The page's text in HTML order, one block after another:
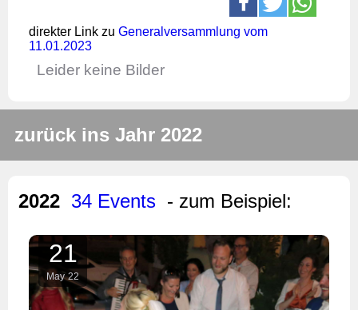
direkter Link zu Generalversammlung vom
11.01.2023
Leider keine Bilder
zurück ins Jahr 2022
2022 34 Events - zum Beispiel:
21
May 22